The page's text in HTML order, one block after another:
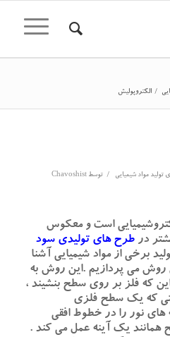
/ الکتروپولیش
مواد شیمیایی / توسط Chavoshist
است و معکوس
در طرح های تولیدی سود
برخی از مواد شیمیایی آشنا
روش می پردازیم .این روش به
که فلز بر روی سطح بنشیند ،
که یک سطح فلزی
های نور را در خطوط افقی
همانند یک آینه عمل می کند .